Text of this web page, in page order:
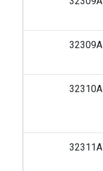
32309A
32310A
32311A